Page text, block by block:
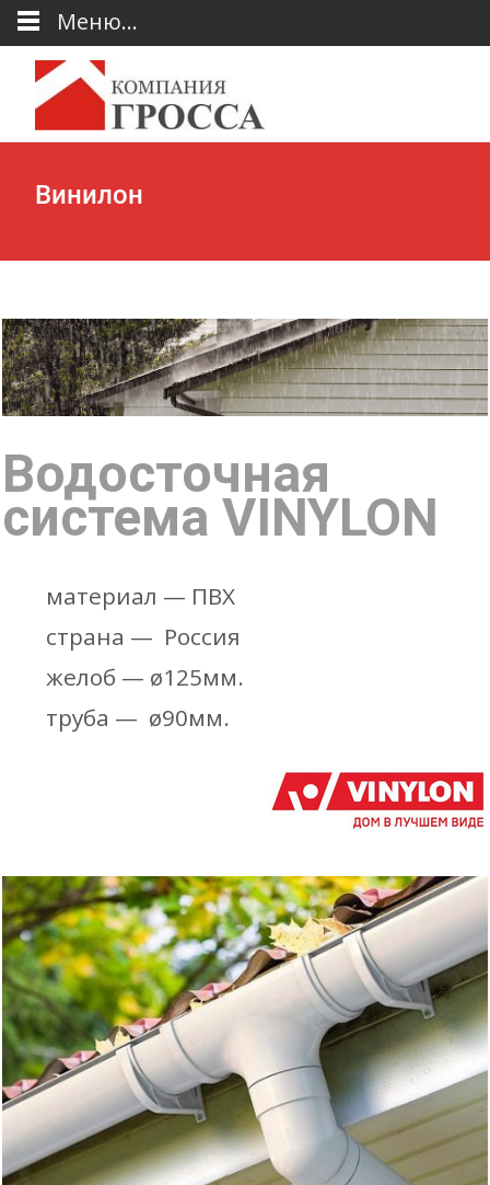
Винилон
Водосточная
система VINYLON
материал — ПВХ
страна — Россия
желоб — ø125мм.
труба — ø90мм.
Меню...